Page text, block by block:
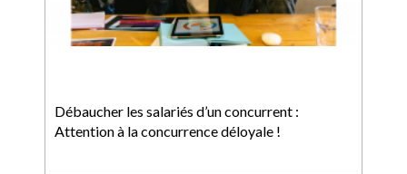
Débaucher les salariés d’un concurrent :
Attention à la concurrence déloyale !